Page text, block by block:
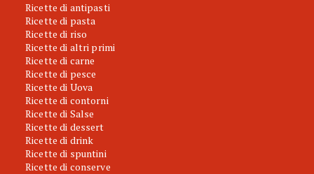
Ricette di antipasti
Ricette di pasta
Ricette di riso
Ricette di altri primi
Ricette di carne
Ricette di pesce
Ricette di Uova
Ricette di contorni
Ricette di Salse
Ricette di dessert
Ricette di drink
Ricette di spuntini
Ricette di conserve